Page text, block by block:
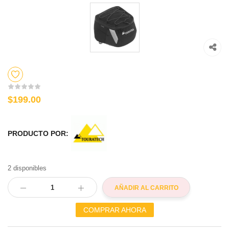
$199.00
PRODUCTO POR:
2 disponibles
AÑADIR AL CARRITO
COMPRAR AHORA